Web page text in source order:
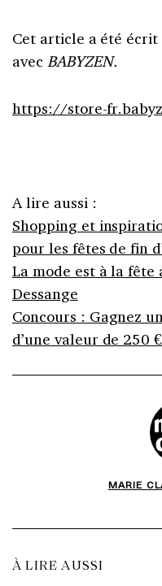
Cet article a été
avec BABYZEN.
https://store-
A lire aussi :
Shopping et
pour les fêtes de fin
La mode est à la
Dessange
Concours : Gagnez
d’une valeur de 250 €
MARIE
À LIRE AUSSI